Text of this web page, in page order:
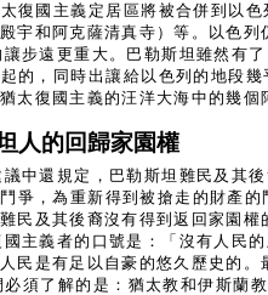
復國主義定居區將被合併到以
宇和阿克薩清真寺）等。以色
讓步遠更重大。巴勒斯坦雖然有
的，同時出讓給以色列的地段
太復國主義的汪洋大海中的幾
人的回歸家園權
議中還規定，巴勒斯坦難民及其
爭，為重新得到被搶走的財產
民及其後裔沒有得到返回家園權
國主義者的口號是：「沒有人民
民是有足以自豪的悠久歷史的
必須了解的是：猶太教和伊斯蘭